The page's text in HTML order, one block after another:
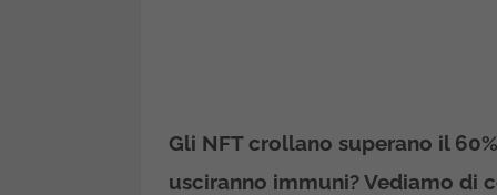
Gli NFT crollano superano il
usciranno immuni? Vediamo di